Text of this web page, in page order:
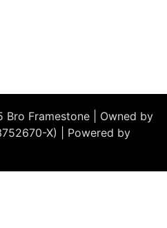
Framestone | Owned by
X) | Powered by